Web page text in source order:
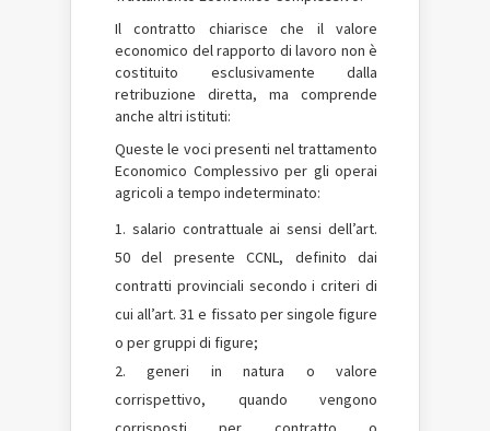
Il contratto chiarisce che il valore
economico del rapporto di lavoro non è
costituito esclusivamente dalla
retribuzione diretta, ma comprende
anche altri istituti:
Queste le voci presenti nel trattamento
Economico Complessivo per gli operai
agricoli a tempo indeterminato:
salario contrattuale ai sensi dell’art.
50 del presente CCNL, definito dai
contratti provinciali secondo i criteri di
cui all’art. 31 e fissato per singole figure
o per gruppi di figure;
generi in natura o valore
corrispettivo, quando vengono